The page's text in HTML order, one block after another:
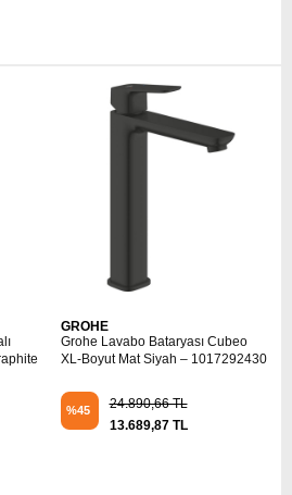
GROHE
Grohe Lavabo Bataryası Cubeo
XL-Boyut Mat Siyah – 1017292430
%45
24.890,66 TL
13.689,87 TL